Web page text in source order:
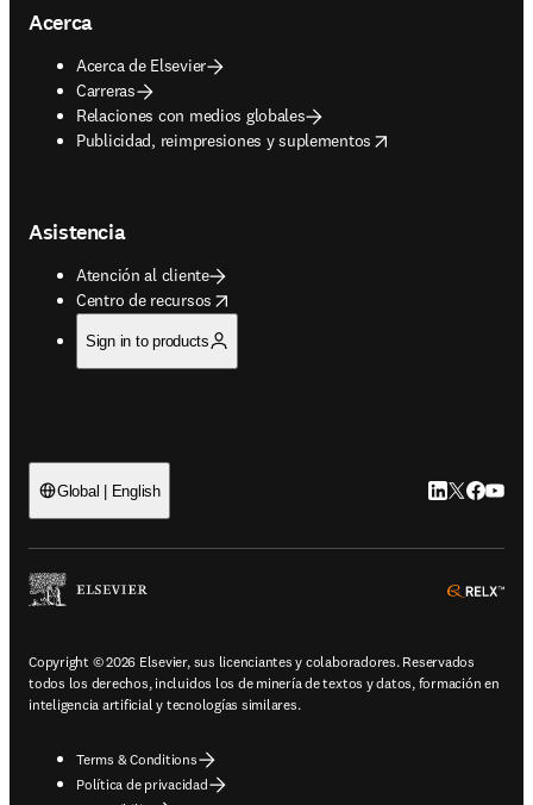
Acerca
Acerca de Elsevier
Carreras
Relaciones con medios globales
Publicidad, reimpresiones y suplementos
opens in new tab/window
Asistencia
Atención al cliente
Centro de recursos
opens in new tab/window
Sign in to products
Global | English LinkedIn se
Twitter se
Copyright © 2026 Elsevier, sus licenciantes y colaboradores. Reservados
todos los derechos, incluidos los de minería de textos y datos, formación en
inteligencia artificial y tecnologías similares.
Terms & Conditions
Política de privacidad